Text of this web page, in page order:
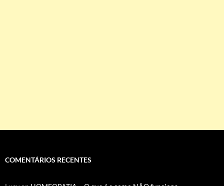
COMENTÁRIOS RECENTES